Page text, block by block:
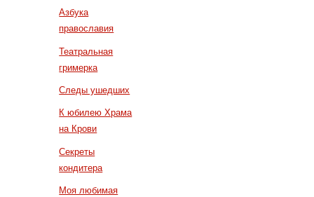
Азбука
православия
Театральная
гримерка
Следы ушедших
К юбилею Храма
на Крови
Секреты
кондитера
Моя любимая